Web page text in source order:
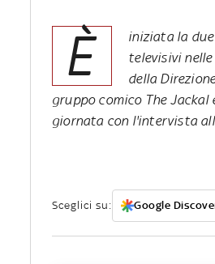
È
iniziata la
televisivi
della
gruppo comico The
giornata con l'intervista
Sceglici su: Google